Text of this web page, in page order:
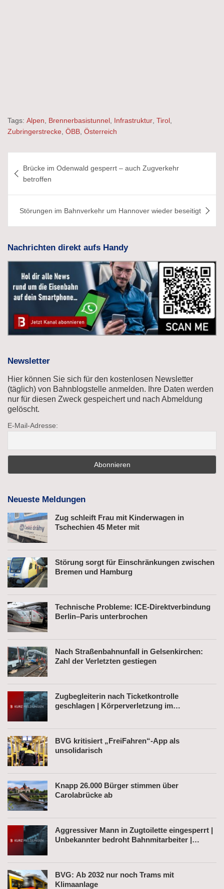
Tags: Alpen Brennerbasistunnel Infrastruktur Tirol
Zubringerstrecke ÖBB Österreich
Brücke im Odenwald gesperrt – auch Zugverkehr
betroffen
Störungen im Bahnverkehr um Hannover wieder beseitigt
Nachrichten direkt aufs Handy
Newsletter
Hier können Sie sich für den kostenlosen Newsletter
(täglich) von Bahnblogstelle anmelden. Ihre Daten werden
nur für diesen Zweck gespeichert und nach Abmeldung
gelöscht.
E-Mail-Adresse:
Neueste Meldungen
Zug schleift Frau mit Kinderwagen in
Tschechien 45 Meter mit
Störung sorgt für Einschränkungen zwischen
Bremen und Hamburg
Technische Probleme: ICE-Direktverbindung
Berlin–Paris unterbrochen
Nach Straßenbahnunfall in Gelsenkirchen:
Zahl der Verletzten gestiegen
Zugbegleiterin nach Ticketkontrolle
geschlagen | Körperverletzung im
BVG kritisiert „FreiFahren“-App als
unsolidarisch
Knapp 26.000 Bürger stimmen über
Carolabrücke ab
Aggressiver Mann in Zugtoilette eingesperrt |
Unbekannter bedroht Bahnmitarbeiter |
BVG: Ab 2032 nur noch Trams mit
Klimaanlage